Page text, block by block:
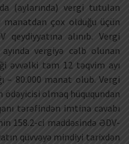
(aylarında) vergi tutulan
manatdan çox olduğu üçün
alınıb. Vergi
vergiyə cəlb olunan
əvvəlki tam 12 təqvim ayı
– 80.000 manat olub. Vergi
olmaq hüququndan
tərəfindən imtina cavabı
158.2-ci maddəsində ƏDV-
qüvvəyə mindiyi tarixdən